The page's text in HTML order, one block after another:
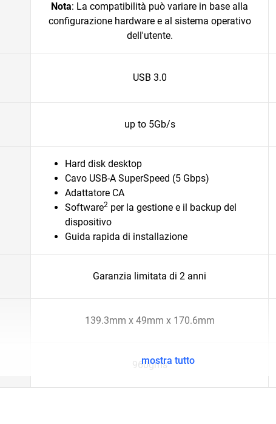
Nota: La compatibilità può variare in base alla
configurazione hardware e al sistema operativo
dell'utente.
USB 3.0
up to 5Gb/s
Hard disk desktop
Cavo USB-A SuperSpeed (5 Gbps)
Adattatore CA
Software2 per la gestione e il backup del
dispositivo
Guida rapida di installazione
Garanzia limitata di 2 anni
139.3mm x 49mm x 170.6mm
960gms
mostra tutto